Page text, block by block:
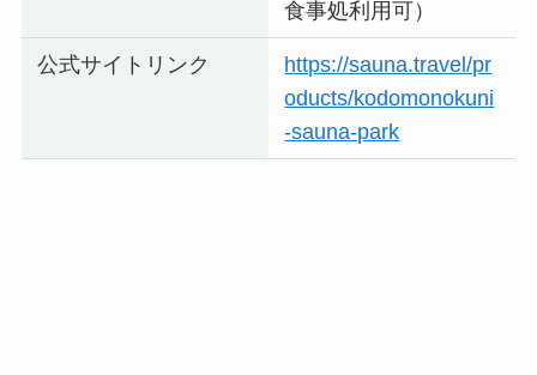
食事処利用可）
公式サイトリンク
https://sauna.travel/pr
oducts/kodomonokuni
-sauna-park